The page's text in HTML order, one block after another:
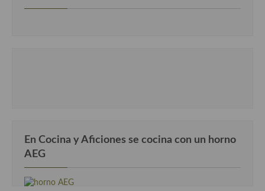
Cocina Luxemburgo
Cocina Turca
En Cocina y Aficiones se cocina con un horno
AEG